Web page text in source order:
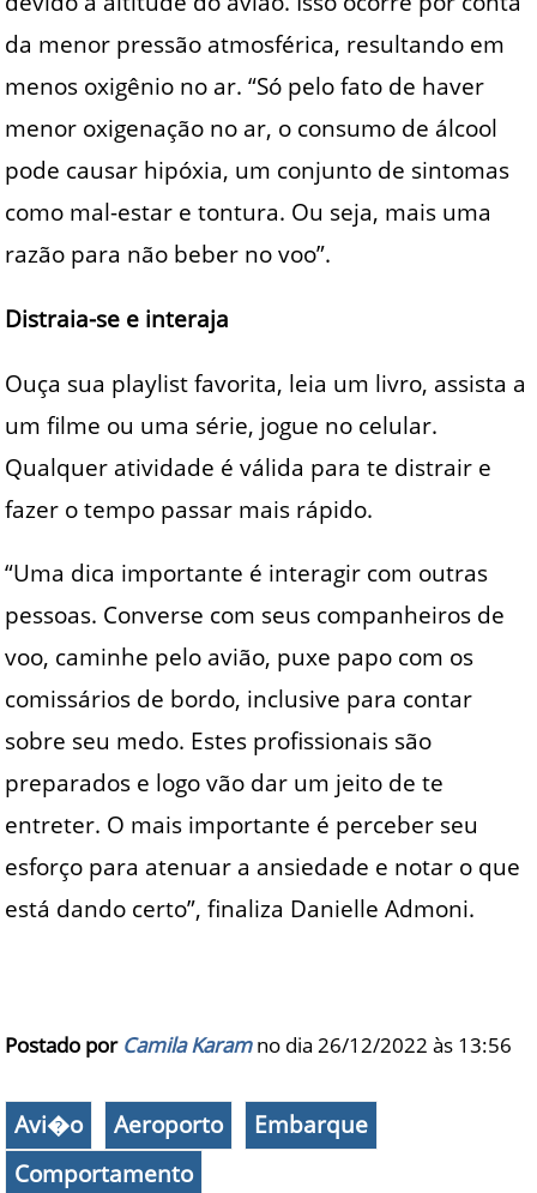
da menor pressão atmosférica, resultando em
menos oxigênio no ar. “Só pelo fato de haver
menor oxigenação no ar, o consumo de álcool
pode causar hipóxia, um conjunto de sintomas
como mal-estar e tontura. Ou seja, mais uma
razão para não beber no voo”.
Distraia-se e interaja
Ouça sua playlist favorita, leia um livro, assista a
um filme ou uma série, jogue no celular.
Qualquer atividade é válida para te distrair e
fazer o tempo passar mais rápido.
“Uma dica importante é interagir com outras
pessoas. Converse com seus companheiros de
voo, caminhe pelo avião, puxe papo com os
comissários de bordo, inclusive para contar
sobre seu medo. Estes profissionais são
preparados e logo vão dar um jeito de te
entreter. O mais importante é perceber seu
esforço para atenuar a ansiedade e notar o que
está dando certo”, finaliza Danielle Admoni.
Postado por Camila Karamno dia 26/12/2022 às 13:56
Avi�o Aeroporto
Embarque
Comportamento